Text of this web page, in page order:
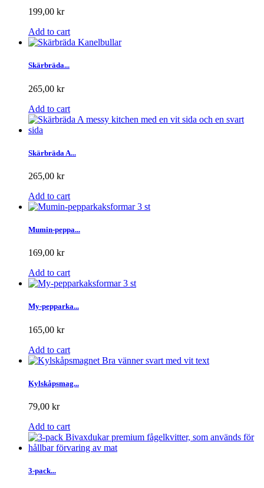
199,00 kr
Add to cart
Skärbräda...
265,00 kr
Add to cart
Skärbräda A...
265,00 kr
Add to cart
Mumin-peppa...
169,00 kr
Add to cart
My-pepparka...
165,00 kr
Add to cart
Kylskåpsmag...
79,00 kr
Add to cart
3-pack...